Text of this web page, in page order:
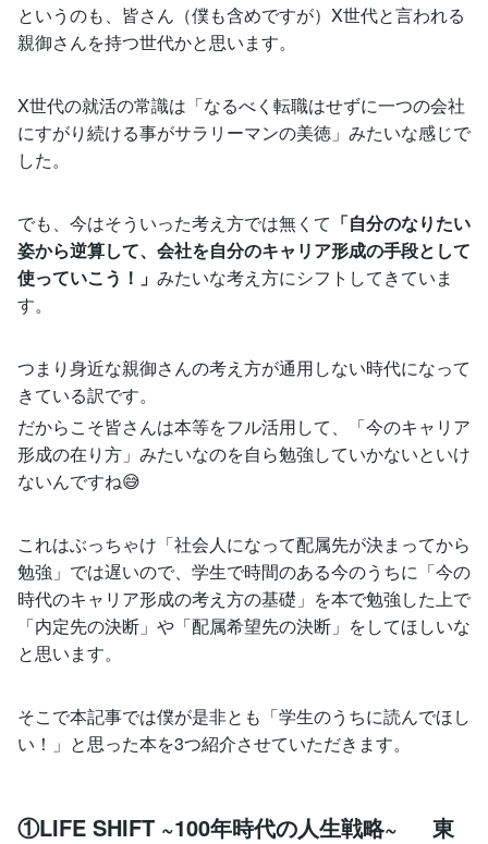
というのも、皆さん（僕も含めですが）X世代と言われる
親御さんを持つ世代かと思います。
X世代の就活の常識は「なるべく転職はせずに一つの会社
にすがり続ける事がサラリーマンの美徳」みたいな感じで
した。
でも、今はそういった考え方では無くて 「自分のなりたい
姿から逆算して、会社を自分のキャリア形成の手段として
使っていこう！」 みたいな考え方にシフトしてきていま
す。
つまり身近な親御さんの考え方が通用しない時代になって
きている訳です。
だからこそ皆さんは本等をフル活用して、「今のキャリア
形成の在り方」みたいなのを自ら勉強していかないといけ
ないんですね😅
これはぶっちゃけ「社会人になって配属先が決まってから
勉強」では遅いので、学生で時間のある今のうちに「今の
時代のキャリア形成の考え方の基礎」を本で勉強した上で
「内定先の決断」や「配属希望先の決断」をしてほしいな
と思います。
そこで本記事では僕が是非とも「学生のうちに読んでほし
い！」と思った本を3つ紹介させていただきます。
①LIFE SHIFT ~100年時代の人生戦略~ 東